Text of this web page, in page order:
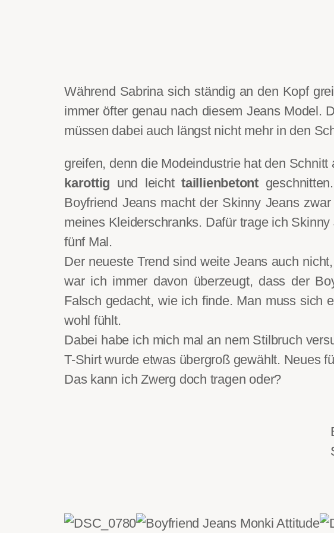
Während Sabrina sich ständig an den Kopf
immer öfter genau nach diesem Jeans Model.
müssen dabei auch längst nicht mehr in den
greifen, denn die Modeindustrie hat den
karottig und leichttaillienbetont
Boyfriend Jeans macht der Skinny Jeans
meines Kleiderschranks. Dafür trage ich
fünf Mal.
Der neueste Trend sind weite Jeans auch
war ich immer davon überzeugt, dass der
Falsch gedacht, wie ich finde. Man muss sich
wohl fühlt.
Dabei habe ich mich mal an nem Stilbruch
T-Shirt wurde etwas übergroß gewählt. Neues
Das kann ich Zwerg doch tragen oder?